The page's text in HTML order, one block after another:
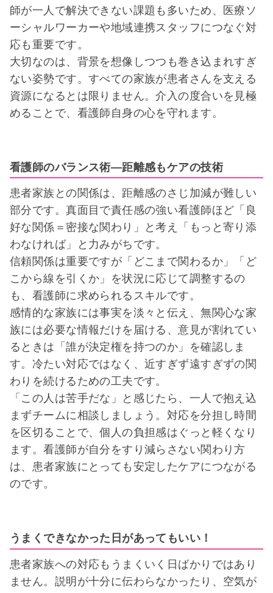
師が一人で解決できない課題も多いため、医療ソ
ーシャルワーカーや地域連携スタッフにつなぐ対
応も重要です。
大切なのは、背景を想像しつつも巻き込まれすぎ
ない姿勢です。すべての家族が患者さんを支える
資源になるとは限りません。介入の度合いを見極
めることで、看護師自身の心を守れます。
看護師のバランス術―距離感もケアの技術
患者家族との関係は、距離感のさじ加減が難しい
部分です。真面目で責任感の強い看護師ほど「良
好な関係＝密接な関わり」と考え「もっと寄り添
わなければ」と力みがちです。
信頼関係は重要ですが「どこまで関わるか」「ど
こから線を引くか」を状況に応じて調整するの
も、看護師に求められるスキルです。
感情的な家族には事実を淡々と伝え、無関心な家
族には必要な情報だけを届ける、意見が割れてい
るときは「誰が決定権を持つのか」を確認しま
す。冷たい対応ではなく、近すぎず遠すぎずの関
わりを続けるための工夫です。
「この人は苦手だな」と感じたら、一人で抱え込
まずチームに相談しましょう。対応を分担し時間
を区切ることで、個人の負担感はぐっと軽くなり
ます。看護師が自分をすり減らさない関わり方
は、患者家族にとっても安定したケアにつながる
のです。
うまくできなかった日があってもいい！
患者家族への対応もうまくいく日ばかりではあり
ません。説明が十分に伝わらなかったり、空気が